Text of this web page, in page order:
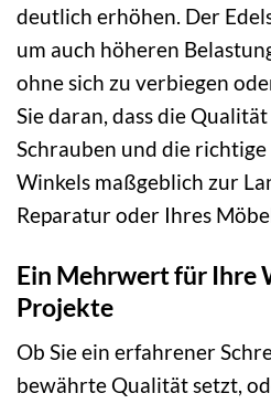
deutlich erhöhen. Der
um auch höheren
ohne sich zu verbiegen
Sie daran, dass die
Schrauben und die
Winkels maßgeblich zur
Reparatur oder Ihres
Ein Mehrwert für Ihre
Projekte
Ob Sie ein erfahrener
bewährte Qualität setzt,